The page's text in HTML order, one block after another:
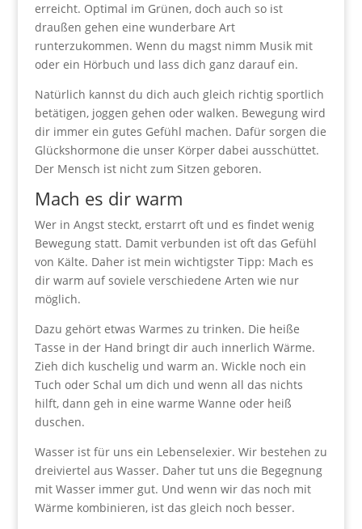
erreicht. Optimal im Grünen, doch auch so ist
draußen gehen eine wunderbare Art
runterzukommen. Wenn du magst nimm Musik mit
oder ein Hörbuch und lass dich ganz darauf ein.
Natürlich kannst du dich auch gleich richtig sportlich
betätigen, joggen gehen oder walken. Bewegung wird
dir immer ein gutes Gefühl machen. Dafür sorgen die
Glückshormone die unser Körper dabei ausschüttet.
Der Mensch ist nicht zum Sitzen geboren.
Mach es dir warm
Wer in Angst steckt, erstarrt oft und es findet wenig
Bewegung statt. Damit verbunden ist oft das Gefühl
von Kälte. Daher ist mein wichtigster Tipp: Mach es
dir warm auf soviele verschiedene Arten wie nur
möglich.
Dazu gehört etwas Warmes zu trinken. Die heiße
Tasse in der Hand bringt dir auch innerlich Wärme.
Zieh dich kuschelig und warm an. Wickle noch ein
Tuch oder Schal um dich und wenn all das nichts
hilft, dann geh in eine warme Wanne oder heiß
duschen.
Wasser ist für uns ein Lebenselexier. Wir bestehen zu
dreiviertel aus Wasser. Daher tut uns die Begegnung
mit Wasser immer gut. Und wenn wir das noch mit
Wärme kombinieren, ist das gleich noch besser.